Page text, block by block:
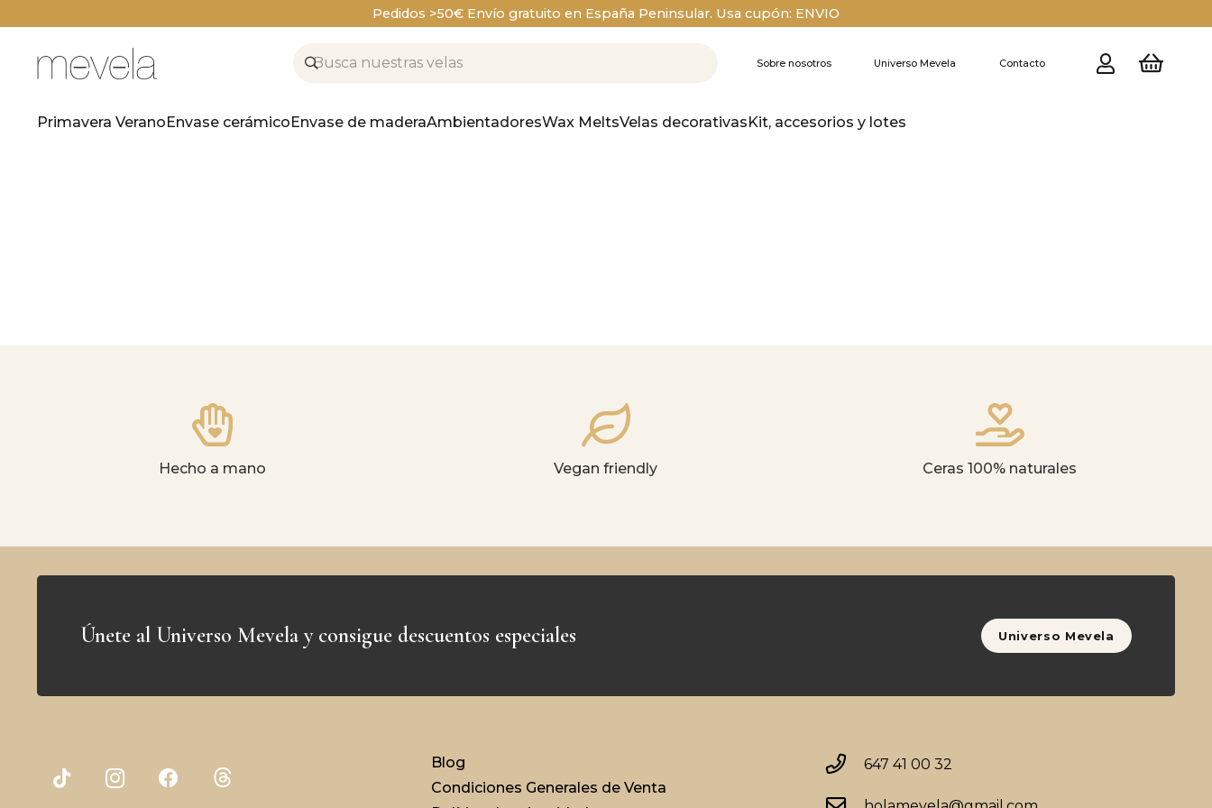
Pedidos >50€ Envío gratuito en España Peninsular. Usa cupón: ENVIO
Sobre nosotros Universo Mevela Contacto
Primavera VeranoEnvase cerámicoEnvase de maderaAmbientadoresWax MeltsVelas decorativasKit, accesorios y lotes
Hecho a mano Vegan friendly Ceras 100% naturales
Únete al Universo Mevela y consigue descuentos especiales Universo Mevela
Blog
Condiciones Generales de Venta
647 41 00 32